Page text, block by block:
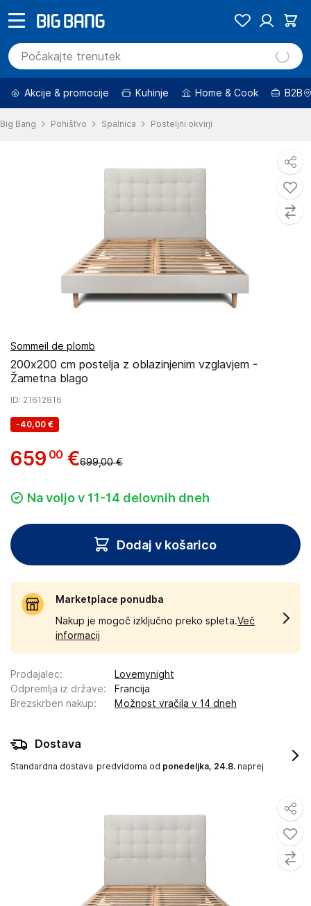
Akcije & promocije Kuhinje Home & Cook B2B
Big Bang Pohištvo Spalnica Posteljni okvirji
Sommeil de plomb
200x200 cm postelja z oblazinjenim vzglavjem -
Žametna blago
ID: 21612816
-40,00 €
659 00 €699,00 €
Na voljo v 11-14 delovnih dneh
Dodaj v košarico
Marketplace ponudba
Nakup je mogoč izključno preko spleta.Več
informacij
Prodajalec:
Lovemynight
Odpremlja iz države:
Francija
Brezskrben nakup: Možnost vračila v 14 dneh
Dostava
Standardna dostava predvidoma od ponedeljka, 24.8. naprej